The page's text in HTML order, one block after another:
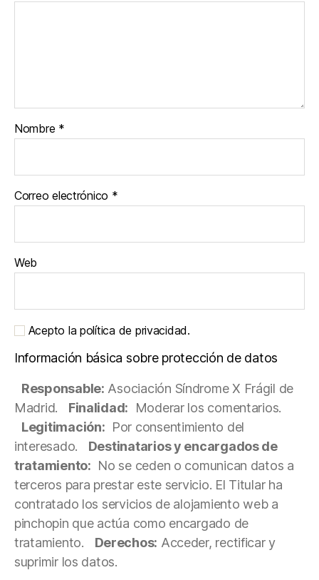
Nombre *
Correo electrónico *
Web
Acepto la política de privacidad.
Información básica sobre protección de datos
Responsable: Asociación Síndrome X Frágil de
Madrid.
Finalidad: Moderar los comentarios.
Legitimación: Por consentimiento del
interesado.
Destinatarios y encargados de
tratamiento: No se ceden o comunican datos a
terceros para prestar este servicio. El Titular ha
contratado los servicios de alojamiento web a
pinchopin que actúa como encargado de
tratamiento.
Derechos: Acceder, rectificar y
suprimir los datos.